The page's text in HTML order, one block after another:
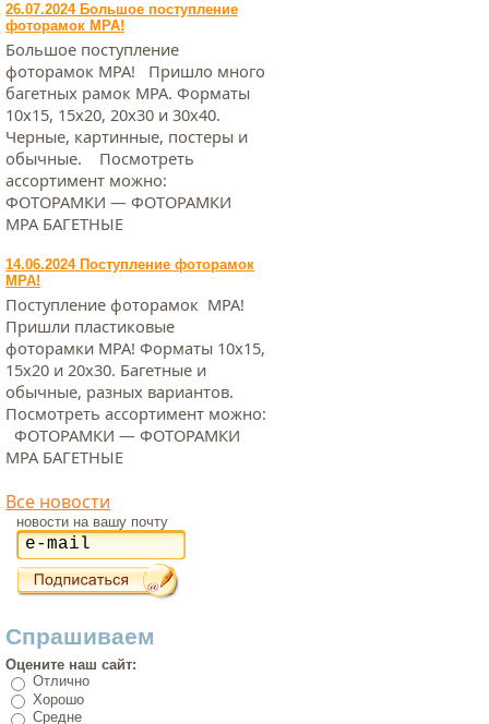
26.07.2024 Большое поступление
фоторамок МРА!
Большое поступление
фоторамок МРА! Пришло много
багетных рамок МРА. Форматы
10х15, 15х20, 20х30 и 30х40.
Черные, картинные, постеры и
обычные. Посмотреть
ассортимент можно:
ФОТОРАМКИ — ФОТОРАМКИ
МРА БАГЕТНЫЕ
14.06.2024 Поступление фоторамок
МРА!
Поступление фоторамок МРА!
Пришли пластиковые
фоторамки МРА! Форматы 10х15,
15х20 и 20х30. Багетные и
обычные, разных вариантов.
Посмотреть ассортимент можно:
ФОТОРАМКИ — ФОТОРАМКИ
МРА БАГЕТНЫЕ
Все новости
новости на вашу почту
Спрашиваем
Оцените наш сайт:
Отлично
Хорошо
Средне